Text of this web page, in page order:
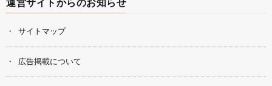
運営サイトからのお知らせ
サイトマップ
広告掲載について